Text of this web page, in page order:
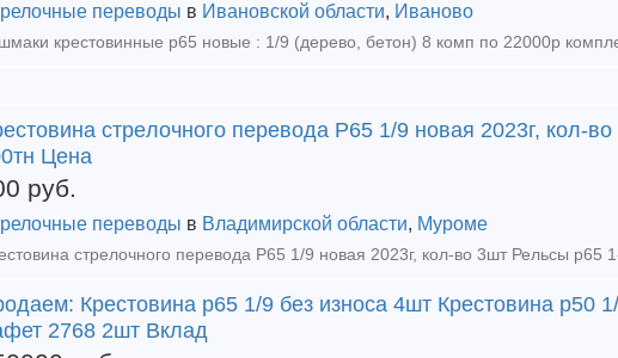
переводы в Ивановской области, Иваново
cтpeлoчнoгo пepeвoдa P65 1/9 новая 2023г, кол-
Цена
руб.
переводы в Владимирской области, Муроме
Крестовина р65 1/9 без износа 4шт Крестовина р50
2768 2шт Вклад